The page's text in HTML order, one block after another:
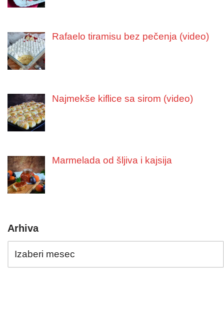
Rafaelo tiramisu bez pečenja (video)
Najmekše kiflice sa sirom (video)
Marmelada od šljiva i kajsija
Arhiva